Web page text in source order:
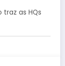
as HQs